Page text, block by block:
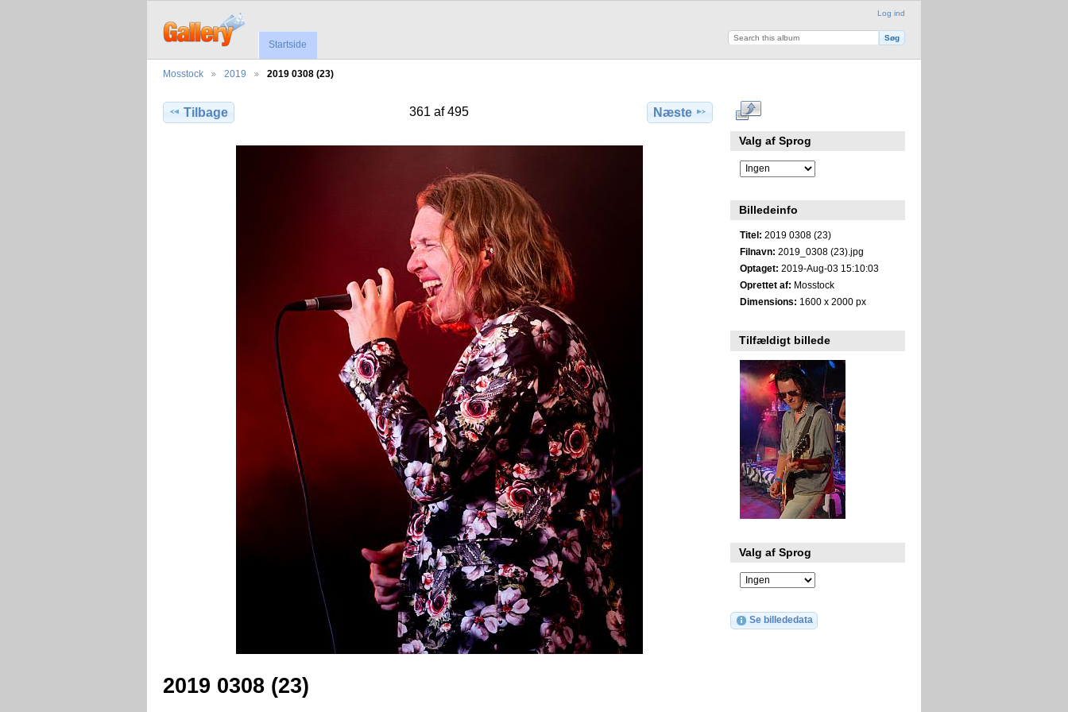
Log ind
Startside
Mosstock 2019 2019 0308 (23)
Tilbage 361 af 495 Næste
2019 0308 (23)
Valg af Sprog
Billedeinfo
Titel: 2019 0308 (23)
Filnavn: 2019_0308 (23).jpg
Optaget: 2019-Aug-03 15:10:03
Oprettet af: Mosstock
Dimensions: 1600 x 2000 px
Tilfældigt billede
Valg af Sprog
Se billededata